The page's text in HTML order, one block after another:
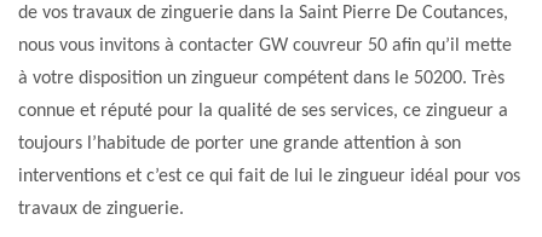
de vos travaux de zinguerie dans la Saint Pierre De Coutances,
nous vous invitons à contacter GW couvreur 50 afin qu’il mette
à votre disposition un zingueur compétent dans le 50200. Très
connue et réputé pour la qualité de ses services, ce zingueur a
toujours l’habitude de porter une grande attention à son
interventions et c’est ce qui fait de lui le zingueur idéal pour vos
travaux de zinguerie.